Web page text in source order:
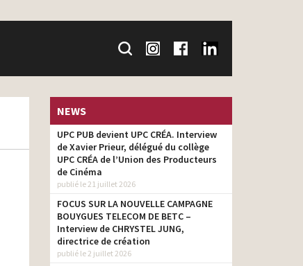
NEWS
UPC PUB devient UPC CRÉA. Interview
de Xavier Prieur, délégué du collège
UPC CRÉA de l’Union des Producteurs
de Cinéma
publié le 21 juillet 2026
FOCUS SUR LA NOUVELLE CAMPAGNE
BOUYGUES TELECOM DE BETC –
Interview de CHRYSTEL JUNG,
directrice de création
publié le 2 juillet 2026